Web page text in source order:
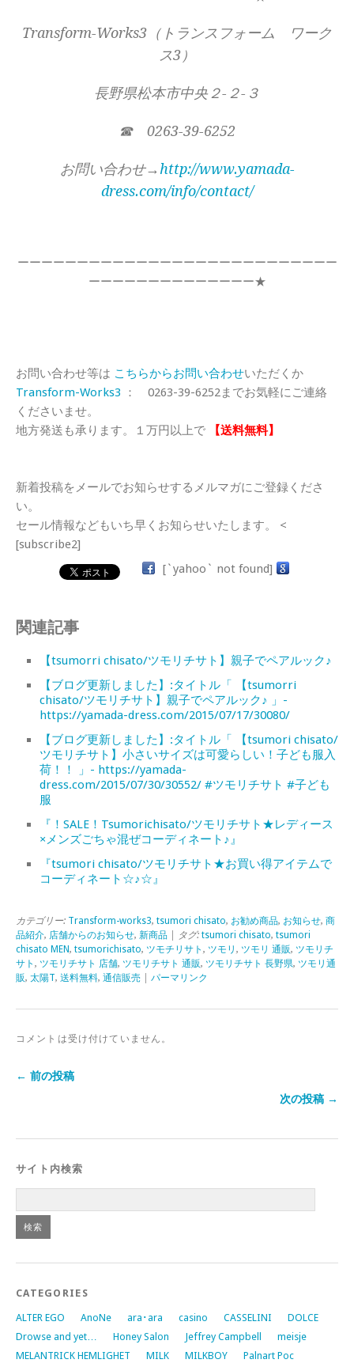
Transform-Works3（トランスフォーム ワーク
ス3）
長野県松本市中央２-２-３
☎ 0263-39-6252
お問い合わせ→http://www.yamada-
dress.com/info/contact/
ーーーーーーーーーーーーーーーーーーーーーーーーーーー
ーーーーーーーーーーーーーー★
お問い合わせ等は こちらからお問い合わせいただくか
Transform-Works3 ： 0263-39-6252までお気軽にご連絡
くださいませ。
地方発送も承ります。１万円以上で
【送料無料】
新着投稿をメールでお知らせするメルマガにご登録くださ
い。
セール情報などもいち早くお知らせいたします。 <
[subscribe2]
[`yahoo` not found]
関連記事
【tsumorri chisato/ツモリチサト】親子でペアルック♪
【ブログ更新しました】:タイトル「 【tsumorri
chisato/ツモリチサト】親子でペアルック♪ 」-
https://yamada-dress.com/2015/07/17/30080/
【ブログ更新しました】:タイトル「 【tsumori chisato/
ツモリチサト】小さいサイズは可愛らしい！子ども服入
荷！！ 」- https://yamada-
dress.com/2015/07/30/30552/ #ツモリチサト #子ども
服
『！SALE！Tsumorichisato/ツモリチサト★レディース
×メンズごちゃ混ぜコーディネート♪』
『tsumori chisato/ツモリチサト★お買い得アイテムで
コーディネート☆♪☆』
カテゴリー: Transform-works3, tsumori chisato, お勧め商品, お知らせ, 商
品紹介, 店舗からのお知らせ, 新商品 | タグ: tsumori chisato, tsumori
chisato MEN, tsumorichisato, ツモチリサト , ツモリ , ツモリ 通販, ツモリチ
サト , ツモリチサト 店舗, ツモリチサト 通販, ツモリチサト 長野県, ツモリ通
販, 太陽T, 送料無料, 通信販売 パーマリンク
コメントは受け付けていません。
← 前の投稿
次の投稿 →
サイト内検索
CATEGORIES
ALTER EGO AnoNe ara･ara casino CASSELINI
DOLCE
Drowse and yet…
Honey Salon Jeffrey Campbell
meisje
MELANTRICK HEMLIGHET
MILK MILKBOY
Palnart Poc